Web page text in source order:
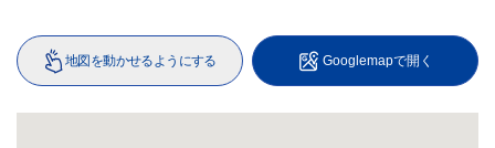
地図を動かせるようにする Googlemapで開く